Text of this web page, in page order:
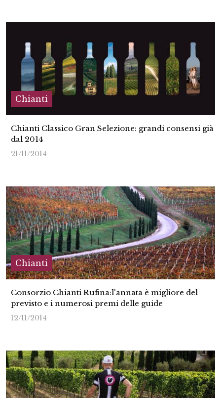
Chianti
Chianti Classico Gran Selezione: grandi consensi già
dal 2014
21/11/2014
Chianti
Consorzio Chianti Rufina:l'annata è migliore del
previsto e i numerosi premi delle guide
12/11/2014